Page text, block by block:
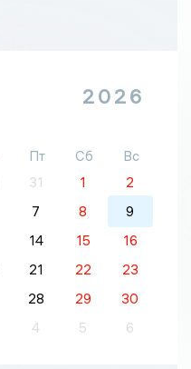
2026
Пт Сб
Вс
31 1
2
7 8
9
14 15
16
21 22
23
28 29
30
4 5 6